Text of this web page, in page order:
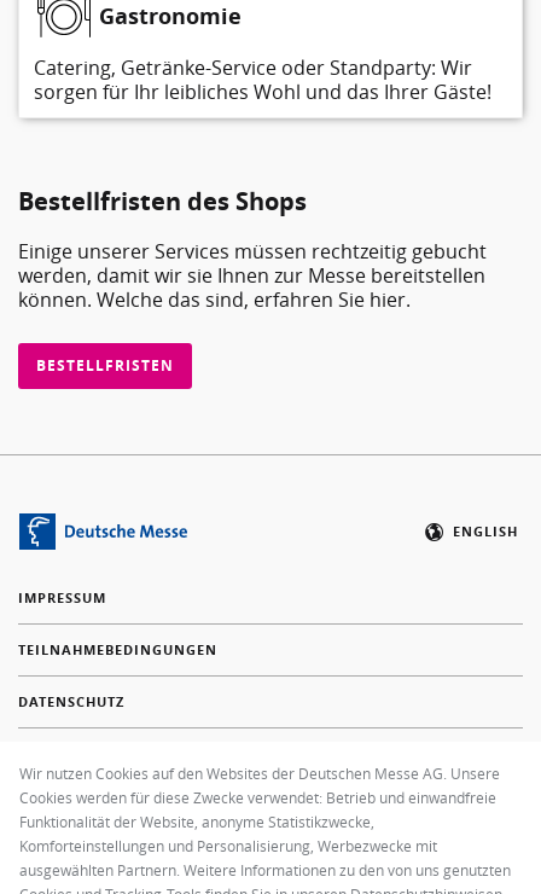
Gastronomie
Catering, Getränke-Service oder Standparty: Wir
sorgen für Ihr leibliches Wohl und das Ihrer Gäste!
Bestellfristen des Shops
Einige unserer Services müssen rechtzeitig gebucht
werden, damit wir sie Ihnen zur Messe bereitstellen
können. Welche das sind, erfahren Sie hier.
BESTELLFRISTEN
IMPRESSUM
TEILNAHMEBEDINGUNGEN
DATENSCHUTZ
FAQ
ENGLISH
+49 511 89-37000
Wir nutzen Cookies auf den Websites der Deutschen Messe AG. Unsere
Cookies werden für diese Zwecke verwendet: Betrieb und einwandfreie
Funktionalität der Website, anonyme Statistikzwecke,
Komforteinstellungen und Personalisierung, Werbezwecke mit
ausgewählten Partnern. Weitere Informationen zu den von uns genutzten